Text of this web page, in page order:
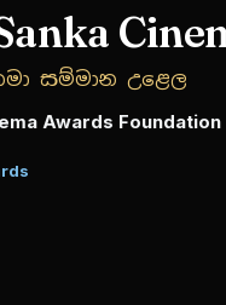
සම්මාන උළෙල
Awards Foundation